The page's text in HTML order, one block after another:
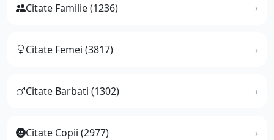
Citate Familie (1236)
Citate Femei (3817)
Citate Barbati (1302)
Citate Copii (2977)